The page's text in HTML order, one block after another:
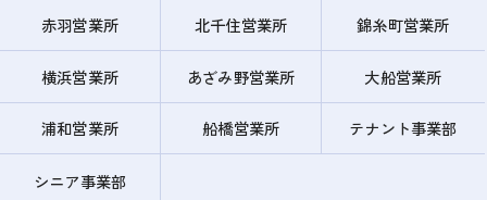
赤羽営業所 北千住営業所 錦糸町営業所
横浜営業所 あざみ野営業所 大船営業所
浦和営業所 船橋営業所 テナント事業部
シニア事業部